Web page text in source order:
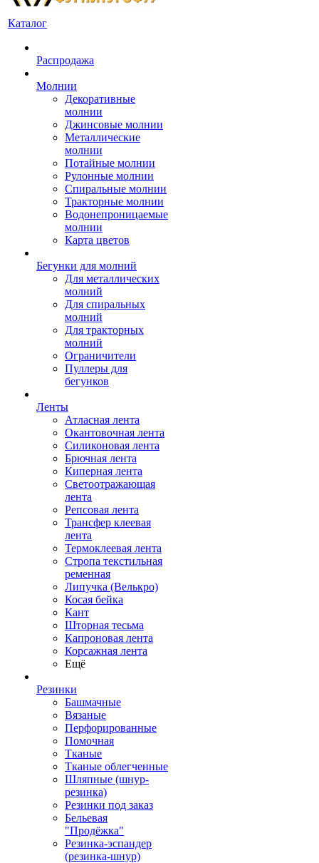
Каталог
Распродажа
Молнии
Декоративные
молнии
Джинсовые молнии
Металлические
молнии
Потайные молнии
Рулонные молнии
Спиральные молнии
Тракторные молнии
Водонепроницаемые
молнии
Карта цветов
Бегунки для молний
Для металлических
молний
Для спиральных
молний
Для тракторных
молний
Ограничители
Пуллеры для
бегунков
Ленты
Атласная лента
Окантовочная лента
Силиконовая лента
Брючная лента
Киперная лента
Светоотражающая
лента
Репсовая лента
Трансфер клеевая
лента
Термоклеевая лента
Стропа текстильная
ременная
Липучка (Велькро)
Косая бейка
Кант
Шторная тесьма
Капроновая лента
Корсажная лента
Ещё
Резинки
Башмачные
Вязаные
Перфорированные
Помочная
Тканые
Тканые облегченные
Шляпные (шнур-
резинка)
Резинки под заказ
Бельевая
"Продёжка"
Резинка-эспандер
(резинка-шнур)